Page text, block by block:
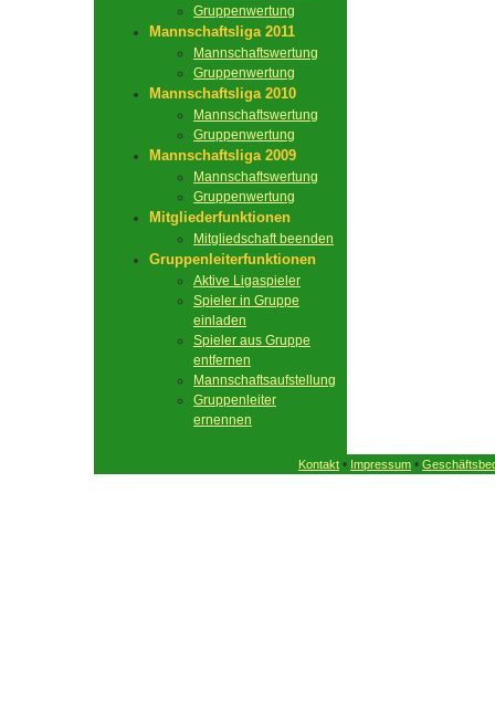
Gruppenwertung
Mannschaftsliga 2011
Mannschaftswertung
Gruppenwertung
Mannschaftsliga 2010
Mannschaftswertung
Gruppenwertung
Mannschaftsliga 2009
Mannschaftswertung
Gruppenwertung
Mitgliederfunktionen
Mitgliedschaft beenden
Gruppenleiterfunktionen
Aktive Ligaspieler
Spieler in Gruppe
einladen
Spieler aus Gruppe
entfernen
Mannschaftsaufstellung
Gruppenleiter
ernennen
Kontakt • Impressum •